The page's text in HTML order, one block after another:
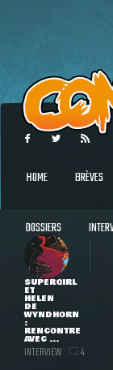
HOME BRÈVES
DOSSIERS
SUPERGIRL
ET
HELEN
DE
WYNDHORN
:
RENCONTRE
AVEC ...
INTERVIEW 4